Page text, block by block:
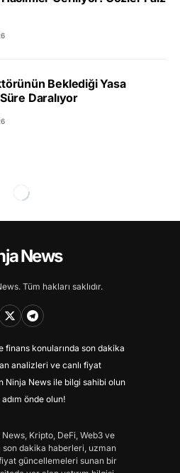
Beklediği Yasa
Daralıyor
News
Tüm hakları saklıdır.
finans konularında son dakika
analizleri ve canlı fiyat
Ninja News ile bilgi sahibi olun
önde olun!
News, Kripto, DeFi, Web3 ve
son dakika haberleri, uzman
güncellemeleri sunan bir